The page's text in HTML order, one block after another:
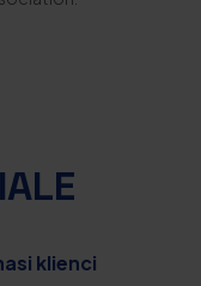
klienci